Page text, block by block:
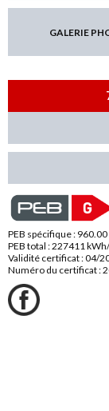
GALERIE
PEB spécifique : 960.00
PEB total : 227411
Validité certificat : 04/
Numéro du certificat :